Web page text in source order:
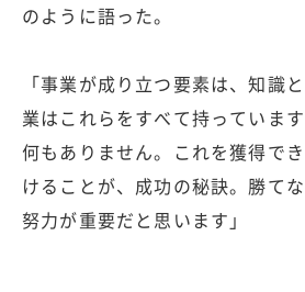
のように語った。
「事業が成り立つ要素は、知識
業はこれらをすべて持っていま
何もありません。これを獲得で
けることが、成功の秘訣。勝て
努力が重要だと思います」